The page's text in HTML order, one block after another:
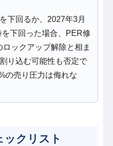
下回るか、2027年3月
下回った場合、PER修
ックアップ解除と相ま
り込む可能性も否定で
の売り圧力は侮れな
ックリスト